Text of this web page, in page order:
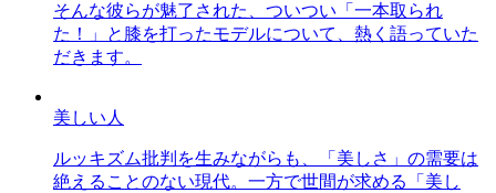
そんな彼らが魅了された、ついつい「一本取られ
た！」と膝を打ったモデルについて、熱く語っていた
だきます。
美しい人
ルッキズム批判を生みながらも、「美しさ」の需要は
絶えることのない現代。一方で世間が求める「美し